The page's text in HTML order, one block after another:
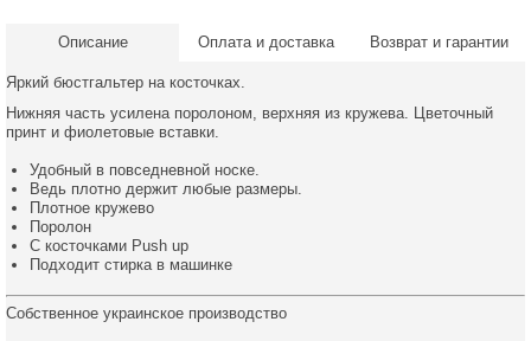
Описание Оплата и доставка Возврат и гарантии
Яркий бюстгальтер на косточках.
Нижняя часть усилена поролоном, верхняя из кружева. Цветочный
принт и фиолетовые вставки.
Удобный в повседневной носке.
Ведь плотно держит любые размеры.
Плотное кружево
Поролон
С косточками Push up
Подходит стирка в машинке
Собственное украинское производство